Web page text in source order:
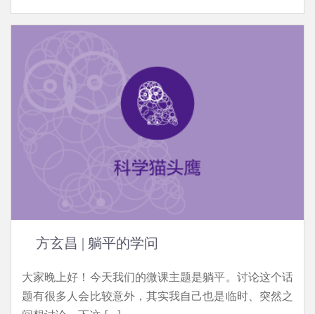
方玄昌 | 躺平的学问
大家晚上好！今天我们的微课主题是躺平。讨论这个话
题有很多人会比较意外，其实我自己也是临时、突然之